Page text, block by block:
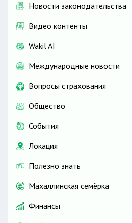
Новости законодательства
Видео контенты
Wakil AI
Международные новости
Вопросы страхования
Общество
События
Локация
Полезно знать
Махаллинская семёрка
Финансы